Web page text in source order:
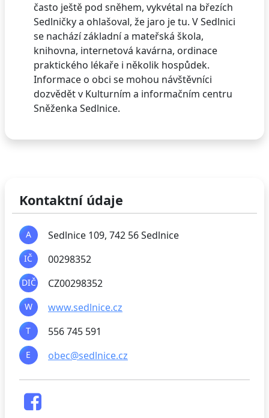
často ještě pod sněhem, vykvétal na březích
Sedlničky a ohlašoval, že jaro je tu. V Sedlnici
se nachází základní a mateřská škola,
knihovna, internetová kavárna, ordinace
praktického lékaře i několik hospůdek.
Informace o obci se mohou návštěvníci
dozvědět v Kulturním a informačním centru
Sněženka Sedlnice.
Kontaktní údaje
A Sedlnice 109, 742 56 Sedlnice
IČ 00298352
DIČ CZ00298352
W www.sedlnice.cz
T 556 745 591
E obec@sedlnice.cz